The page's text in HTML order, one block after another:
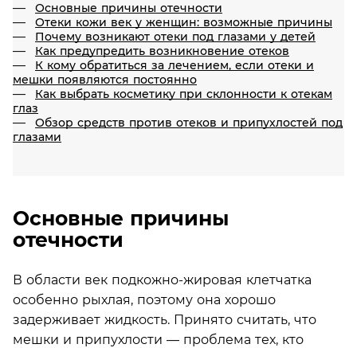
Основные причины отечности
Отеки кожи век у женщин: возможные причины
Почему возникают отеки под глазами у детей
Как предупредить возникновение отеков
К кому обратиться за лечением, если отеки и
мешки появляются постоянно
Как выбрать косметику при склонности к отекам
глаз
Обзор средств против отеков и припухлостей под
глазами
Основные причины
отечности
В области век подкожно-жировая клетчатка
особенно рыхлая, поэтому она хорошо
задерживает жидкость. Принято считать, что
мешки и припухлости — проблема тех, кто